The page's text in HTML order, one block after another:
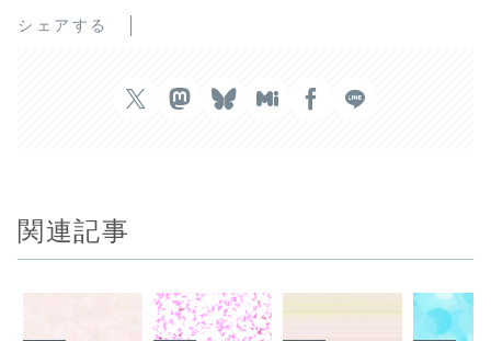
シェアする
関連記事